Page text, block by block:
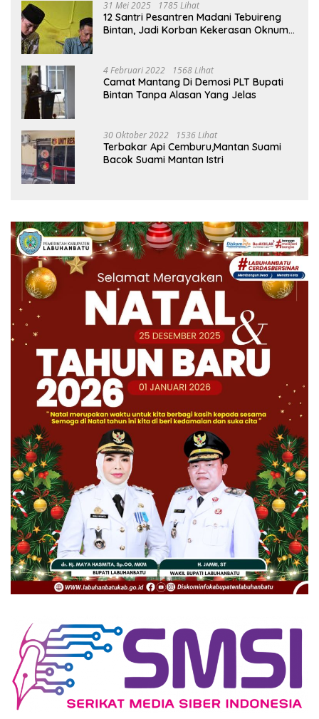
31 Mei 2025 1785 Lihat
12 Santri Pesantren Madani Tebuireng
Bintan, Jadi Korban Kekerasan Oknum
4 Februari 2022 1568 Lihat
Camat Mantang Di Demosi PLT Bupati
Bintan Tanpa Alasan Yang Jelas
30 Oktober 2022 1536 Lihat
Terbakar Api Cemburu,Mantan Suami
Bacok Suami Mantan Istri